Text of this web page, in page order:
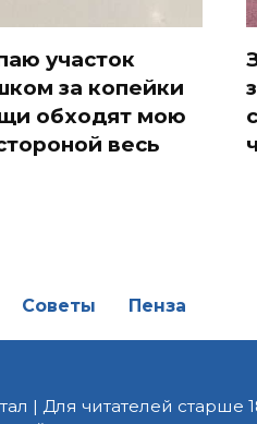
участок
за копейки
обходят мою
весь
Советы Пенза
| Для читателей старше